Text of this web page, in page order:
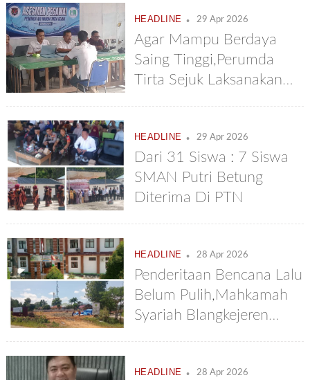
HEADLINE . 29 Apr 2026
Agar Mampu Berdaya
Saing Tinggi,Perumda
Tirta Sejuk Laksanakan
HEADLINE . 29 Apr 2026
Dari 31 Siswa : 7 Siswa
SMAN Putri Betung
Diterima Di PTN
HEADLINE . 28 Apr 2026
Penderitaan Bencana Lalu
Belum Pulih,Mahkamah
Syariah Blangkejeren
HEADLINE . 28 Apr 2026